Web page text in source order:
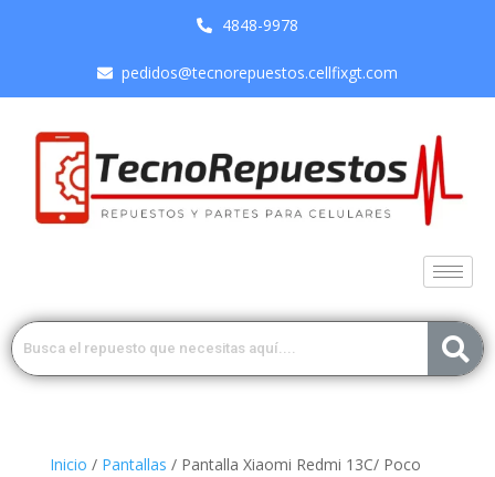
4848-9978
pedidos@tecnorepuestos.cellfixgt.com
Inicio / Pantallas / Pantalla Xiaomi Redmi 13C/ Poco